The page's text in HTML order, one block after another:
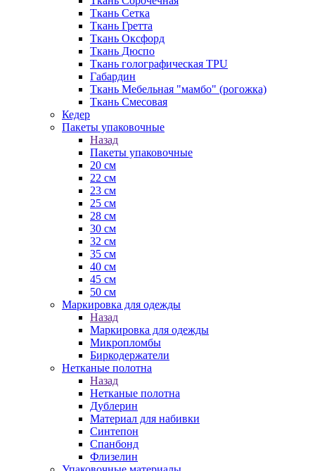
Ткань Сетка
Ткань Гретта
Ткань Оксфорд
Ткань Дюспо
Ткань голографическая TPU
Габардин
Ткань Мебельная "мамбо" (рогожка)
Ткань Смесовая
Кедер
Пакеты упаковочные
Назад
Пакеты упаковочные
20 см
22 см
23 см
25 см
28 см
30 см
32 см
35 см
40 см
45 см
50 см
Маркировка для одежды
Назад
Маркировка для одежды
Микропломбы
Биркодержатели
Нетканые полотна
Назад
Нетканые полотна
Дублерин
Материал для набивки
Синтепон
Спанбонд
Флизелин